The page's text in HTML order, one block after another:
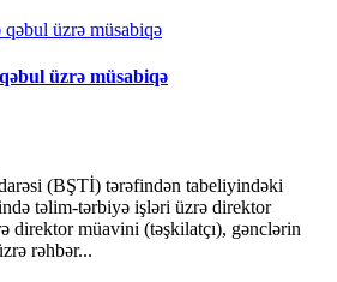
üzrə müsabiqə
(BŞTİ) tərəfindən tabeliyindəki
təlim-tərbiyə işləri üzrə direktor
direktor müavini (təşkilatçı), gənclərin
rəhbər...